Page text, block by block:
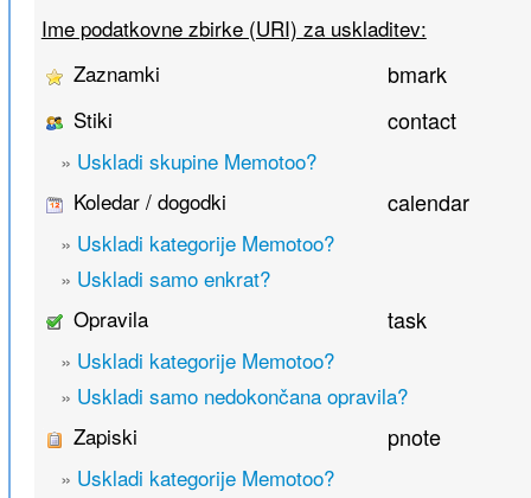
Ime podatkovne zbirke (URI) za uskladitev:
Zaznamki
bmark
Stiki contact
» Uskladi skupine Memotoo?
Koledar / dogodki
calendar
» Uskladi kategorije Memotoo?
» Uskladi samo enkrat?
Opravila
task
» Uskladi kategorije Memotoo?
» Uskladi samo nedokončana opravila?
Zapiski
pnote
» Uskladi kategorije Memotoo?